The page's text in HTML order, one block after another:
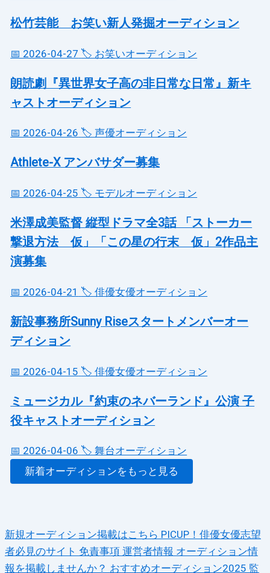
松竹芸能 お笑い新人発掘オーディション
📅 2026-04-27 🏷️ お笑いオーディション
朗読劇『異世界女子高の非日常な日常』新キ
ャストオーディション
📅 2026-04-26 🏷️ 声優オーディション
Athlete-X アンバサダー募集
📅 2026-04-25 🏷️ モデルオーディション
米澤成美監督 縦型ドラマ全3話 「ストーカー
撃退方法 仮」「この星の行末 仮」2作品主
演募集
📅 2026-04-21 🏷️ 俳優女優オーディション
新設事務所Sunny Riseスタートメンバーオー
ディション
📅 2026-04-15 🏷️ 俳優女優オーディション
ミュージカル『約束のネバーランド』公演 子
役キャストオーディション
📅 2026-04-06 🏷️ 舞台オーディション
新着オーディションをもっと見る
新規オーディション掲載はこちら PICUP！俳優女優志望
者必見のサイト 免責事項 運営者情報 オーディション情
報を掲載しませんか？ おすすめオーディション2025 監